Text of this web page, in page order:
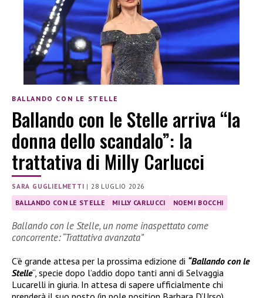
BALLANDO CON LE STELLE
Ballando con le Stelle arriva “la
donna dello scandalo”: la
trattativa di Milly Carlucci
SARA GUGLIELMETTI | 28 LUGLIO 2026
BALLANDO CON LE STELLE MILLY CARLUCCI NOEMI BOCCHI
Ballando con le Stelle, un nome inaspettato come
concorrente: “Trattativa avanzata”
C’è grande attesa per la prossima edizione di “Ballando con le
Stelle“, specie dopo l’addio dopo tanti anni di Selvaggia
Lucarelli in giuria. In attesa di sapere ufficialmente chi